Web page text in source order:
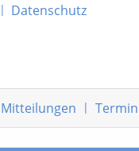
| Datenschutz
Mitteilungen |